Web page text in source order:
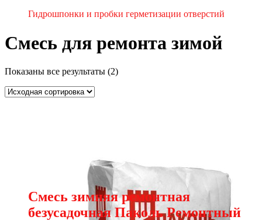
Гидрошпонки и пробки герметизации отверстий
Смесь для ремонта зимой
Показаны все результаты (2)
Смесь зимняя ремонтная
безусадочная Паколь Ремонтный